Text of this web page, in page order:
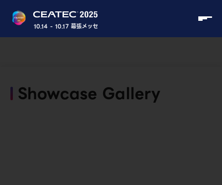
10.14 - 10.17 幕張メッセ
Showcase Gallery